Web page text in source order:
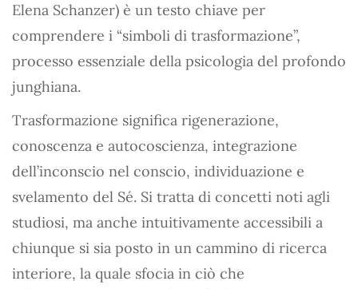
Elena Schanzer) è un testo chiave per
comprendere i “simboli di trasformazione”,
processo essenziale della psicologia del profondo
junghiana.
Trasformazione significa rigenerazione,
conoscenza e autocoscienza, integrazione
dell’inconscio nel conscio, individuazione e
svelamento del Sé. Si tratta di concetti noti agli
studiosi, ma anche intuitivamente accessibili a
chiunque si sia posto in un cammino di ricerca
interiore, la quale sfocia in ciò che